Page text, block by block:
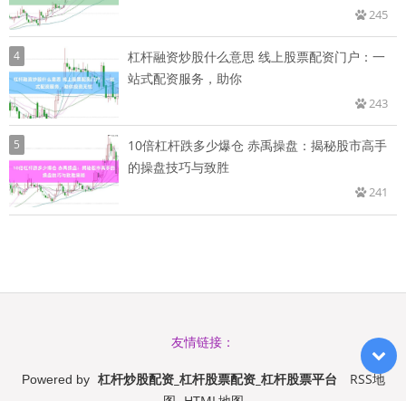
245
4
杠杆融资炒股什么意思 线上股票配资门户：一
站式配资服务，助你
243
5
10倍杠杆跌多少爆仓 赤禹操盘：揭秘股市高手
的操盘技巧与致胜
241
友情链接：
Powered by 杠杆炒股配资_杠杆股票配资_杠杆股票平台
RSS地